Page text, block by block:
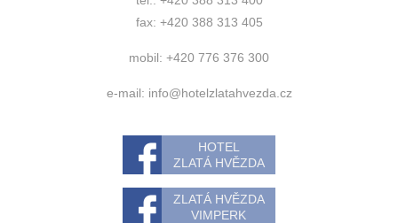
fax: +420 388 313 405
mobil: +420 776 376 300
e-mail: info@hotelzlatahvezda.cz
HOTEL
ZLATÁ HVĚZDA
ZLATÁ HVĚZDA
VIMPERK